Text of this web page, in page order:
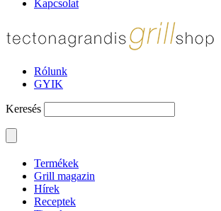
Kapcsolat
Rólunk
GYIK
Keresés
Termékek
Grill magazin
Hírek
Receptek